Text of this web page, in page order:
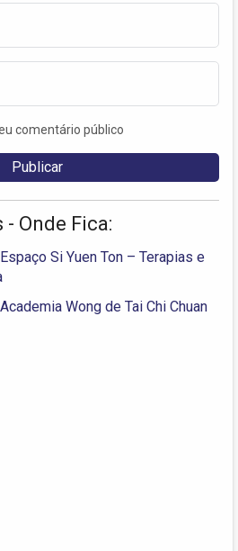
comentário público
Onde Fica:
Espaço Si Yuen Ton – Terapias e
Academia Wong de Tai Chi Chuan